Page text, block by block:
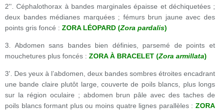
2''. Céphalothorax à bandes marginales épaisse et déchiquetées ;
deux bandes médianes marquées ; fémurs brun jaune avec des
points gris foncé : ZORA LÉOPARD (Zora pardalis)
3. Abdomen sans bandes bien définies, parsemé de points et
mouchetures plus foncés : ZORA À BRACELET (Zora armillata)
3'. Des yeux à l’abdomen, deux bandes sombres étroites encadrant
une bande claire plutôt large, couverte de poils blancs, plus longs
sur la région oculaire ; abdomen brun pâle avec des taches de
poils blancs formant plus ou moins quatre lignes parallèles : ZORA